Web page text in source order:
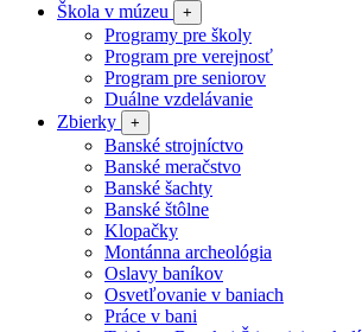
Škola v múzeu
+
Programy pre školy
Program pre verejnosť
Program pre seniorov
Duálne vzdelávanie
Zbierky
+
Banské strojníctvo
Banské meračstvo
Banské šachty
Banské štôlne
Klopačky
Montánna archeológia
Oslavy baníkov
Osvetľovanie v baniach
Práce v bani